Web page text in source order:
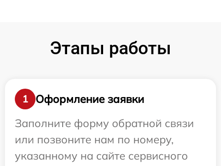
Этапы работы
1
Оформление заявки
Заполните форму обратной связи
или позвоните нам по номеру,
указанному на сайте сервисного